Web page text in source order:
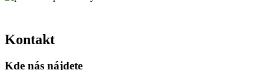
Kontakt
Kde nás nájdete